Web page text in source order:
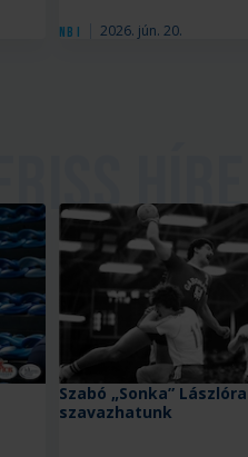
NB I 2026. jún. 20.
Szabó „Sonka” Lászlóra
szavazhatunk